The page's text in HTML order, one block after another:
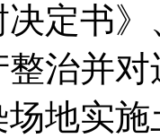
定书
治并
地实